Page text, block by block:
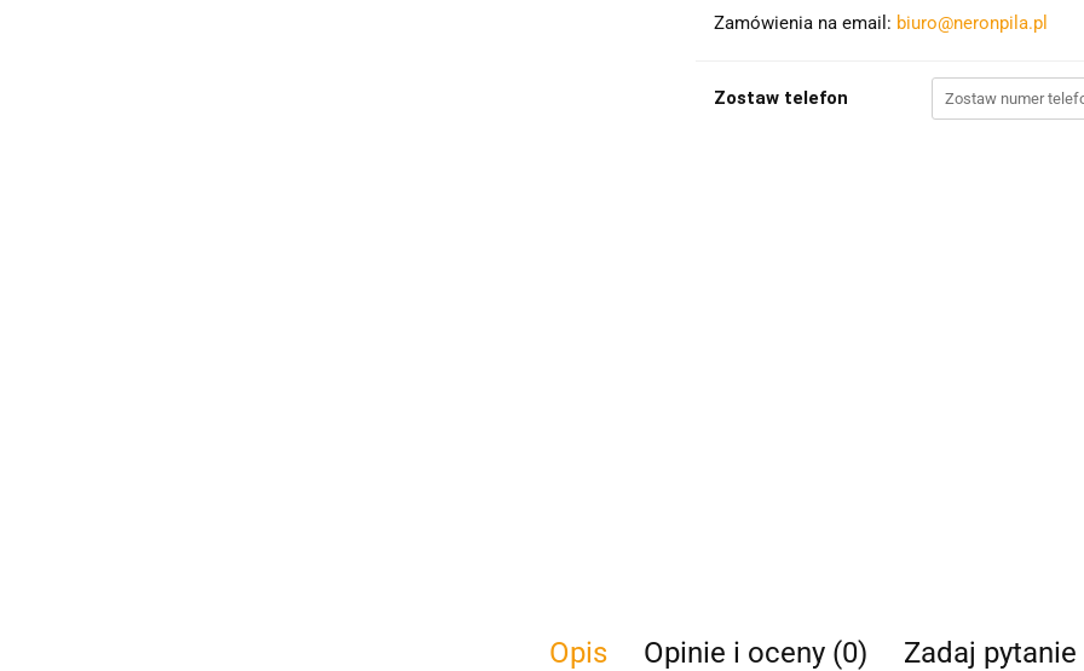
Zamówienia na email: biuro@neronpila.pl
Zostaw telefon
Opis Opinie i oceny (0) Zadaj pytanie